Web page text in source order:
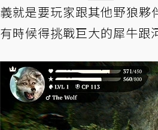
義就是要玩家跟其他野狼
有時候得挑戰巨大的犀牛跟